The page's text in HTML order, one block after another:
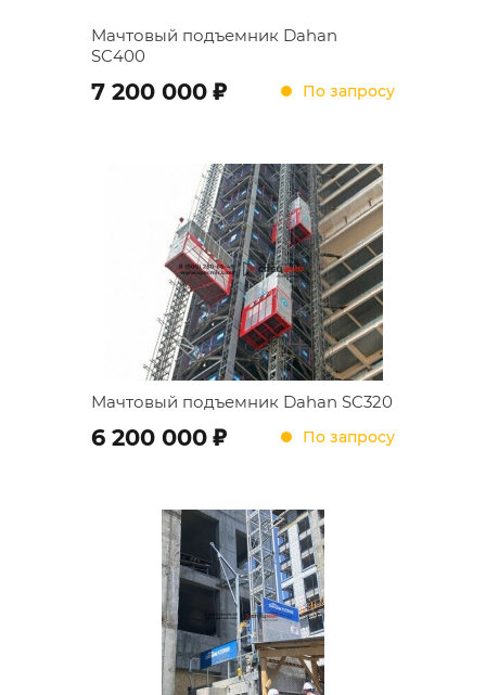
Мачтовый подъемник Dahan
SC400
7 200 000 ; По запросу
Мачтовый подъемник Dahan SC320
6 200 000 ; По запросу